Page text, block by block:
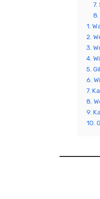
7.
1.
2.
3.
4.
5.
6.
7.
8.
9.
10.